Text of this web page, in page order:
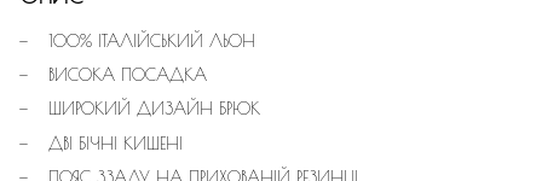
100% ІТАЛІЙСЬКИЙ ЛЬОН
ВИСОКА ПОСАДКА
ШИРОКИЙ ДИЗАЙН БРЮК
ДВІ БІЧНІ КИШЕНІ